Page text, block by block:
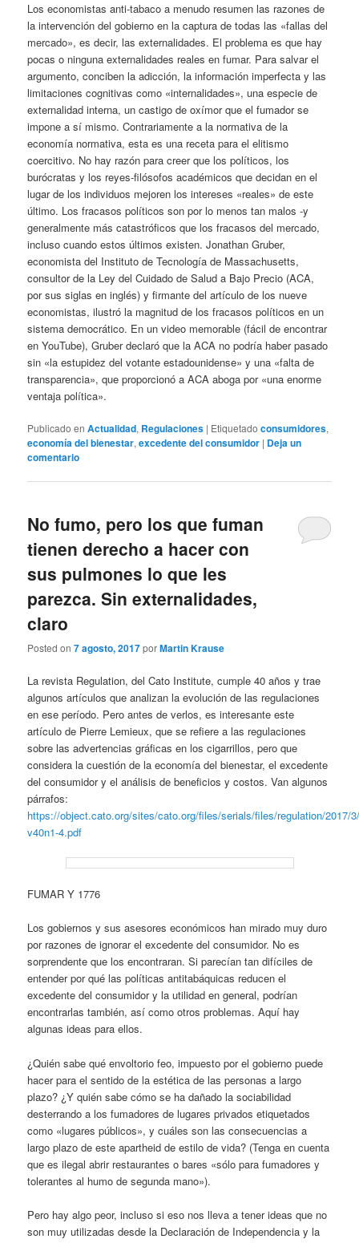
Los economistas anti-tabaco a menudo resumen las razones de
la intervención del gobierno en la captura de todas las «fallas del
mercado», es decir, las externalidades. El problema es que hay
pocas o ninguna externalidades reales en fumar. Para salvar el
argumento, conciben la adicción, la información imperfecta y las
limitaciones cognitivas como «internalidades», una especie de
externalidad interna, un castigo de oxímor que el fumador se
impone a sí mismo. Contrariamente a la normativa de la
economía normativa, esta es una receta para el elitismo
coercitivo. No hay razón para creer que los políticos, los
burócratas y los reyes-filósofos académicos que decidan en el
lugar de los individuos mejoren los intereses «reales» de este
último. Los fracasos políticos son por lo menos tan malos -y
generalmente más catastróficos que los fracasos del mercado,
incluso cuando estos últimos existen. Jonathan Gruber,
economista del Instituto de Tecnología de Massachusetts,
consultor de la Ley del Cuidado de Salud a Bajo Precio (ACA,
por sus siglas en inglés) y firmante del artículo de los nueve
economistas, ilustró la magnitud de los fracasos políticos en un
sistema democrático. En un video memorable (fácil de encontrar
en YouTube), Gruber declaró que la ACA no podría haber pasado
sin «la estupidez del votante estadounidense» y una «falta de
transparencia», que proporcionó a ACA aboga por «una enorme
ventaja política».
Publicado en Actualidad, Regulaciones | Etiquetado consumidores,
economía del bienestar,excedente del consumidor | Deja un
comentario
No fumo, pero los que fuman
tienen derecho a hacer con
sus pulmones lo que les
parezca. Sin externalidades,
claro
Posted on7 agosto, 2017porMartin Krause
La revista Regulation, del Cato Institute, cumple 40 años y trae
algunos artículos que analizan la evolución de las regulaciones
en ese período. Pero antes de verlos, es interesante este
artículo de Pierre Lemieux, que se refiere a las regulaciones
sobre las advertencias gráficas en los cigarrillos, pero que
considera la cuestión de la economía del bienestar, el excedente
del consumidor y el análisis de beneficios y costos. Van algunos
párrafos:
https://object.cato.org/sites/cato.org/files/serials/files/regulation/2017/
v40n1-4.pdf
FUMAR Y 1776
Los gobiernos y sus asesores económicos han mirado muy duro
por razones de ignorar el excedente del consumidor. No es
sorprendente que los encontraran. Si parecían tan difíciles de
entender por qué las políticas antitabáquicas reducen el
excedente del consumidor y la utilidad en general, podrían
encontrarlas también, así como otros problemas. Aquí hay
algunas ideas para ellos.
¿Quién sabe qué envoltorio feo, impuesto por el gobierno puede
hacer para el sentido de la estética de las personas a largo
plazo? ¿Y quién sabe cómo se ha dañado la sociabilidad
desterrando a los fumadores de lugares privados etiquetados
como «lugares públicos», y cuáles son las consecuencias a
largo plazo de este apartheid de estilo de vida? (Tenga en cuenta
que es ilegal abrir restaurantes o bares «sólo para fumadores y
tolerantes al humo de segunda mano»).
Pero hay algo peor, incluso si eso nos lleva a tener ideas que no
son muy utilizadas desde la Declaración de Independencia y la